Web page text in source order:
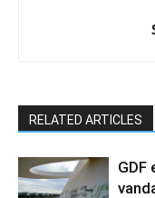
RELATED ARTICLES
GDF